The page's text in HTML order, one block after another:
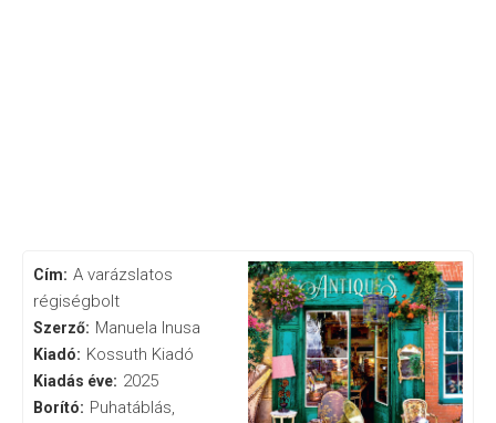
Cím: A varázslatos
régiségbolt
Szerző: Manuela Inusa
Kiadó: Kossuth Kiadó
Kiadás éve: 2025
Borító: Puhatáblás,